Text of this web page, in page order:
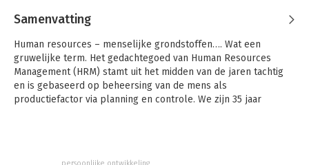
Samenvatting
Human resources – menselijke grondstoffen…. Wat een
gruwelijke term. Het gedachtegoed van Human Resources
Management (HRM) stamt uit het midden van de jaren tachtig
en is gebaseerd op beheersing van de mens als
productiefactor via planning en controle. We zijn 35 jaar
persoonlijke ontwikkeling